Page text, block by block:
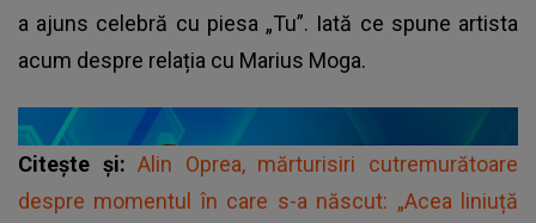
a ajuns celebră cu piesa „Tu”. Iată ce spune artista
acum despre relația cu Marius Moga.
Citește și:Alin Oprea, mărturisiri cutremurătoare
despre momentul în care s-a născut: „Acea liniuță